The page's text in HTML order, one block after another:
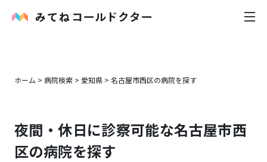
花粉症
ホーム > 病院検索 > 愛知県 > 名古屋市西区の病院を探す
夜間・休日に診察可能な名古屋市西
区の病院を探す